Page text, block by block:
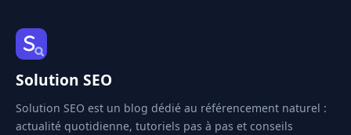
Solution SEO
Solution SEO est un blog dédié au référencement naturel :
actualité quotidienne, tutoriels pas à pas et conseils